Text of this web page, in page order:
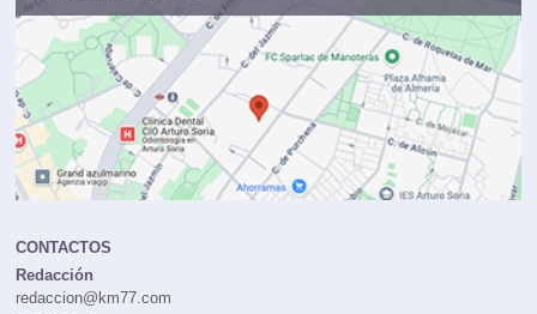
CONTACTOS
Redacción
redaccion@km77.com